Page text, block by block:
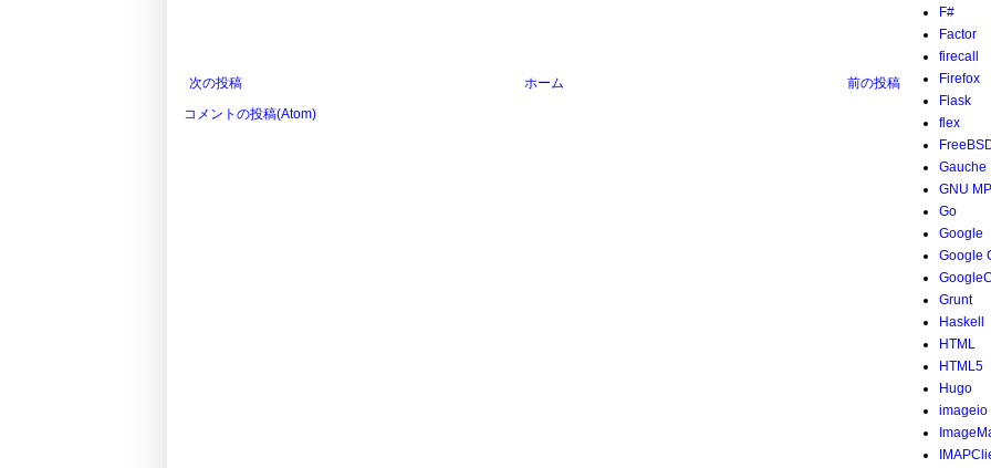
次の投稿 前の投稿
ホーム
コメントの投稿(Atom)
F#
Factor
firecall
Firefox
Flask
flex
Gauche
GNU
Go
Google
Google
Grunt
Haskell
HTML
HTML5
Hugo
imageio